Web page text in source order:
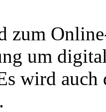
zum
um
wird